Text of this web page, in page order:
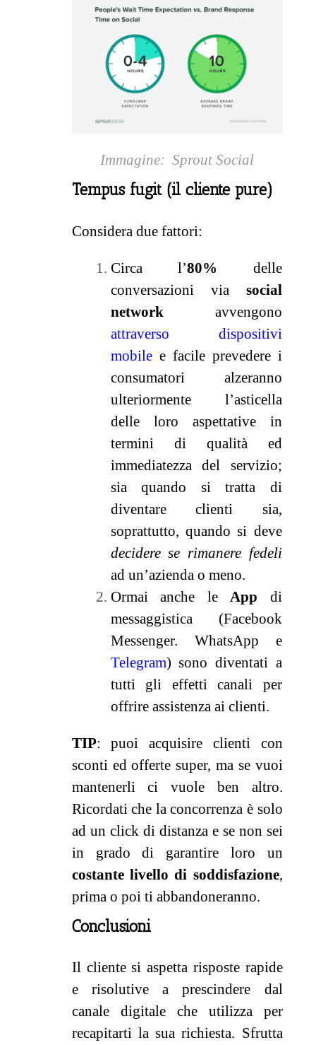
Immagine: Sprout Social
Tempus fugit (il cliente pure)
Considera due fattori:
Circa l’80% delle
conversazioni via social
network avvengono
attraverso dispositivi
mobilee facile prevedere i
consumatori alzeranno
ulteriormente l’asticella
delle loro aspettative in
termini di qualità ed
immediatezza del servizio;
sia quando si tratta di
diventare clienti sia,
soprattutto, quando si deve
decidere se rimanere fedeli
ad un’azienda o meno.
Ormai anche le App di
messaggistica (Facebook
Messenger. WhatsApp e
Telegram) sono diventati a
tutti gli effetti canali per
offrire assistenza ai clienti.
TIP: puoi acquisire clienti con
sconti ed offerte super, ma se vuoi
mantenerli ci vuole ben altro.
Ricordati che la concorrenza è solo
ad un click di distanza e se non sei
in grado di garantire loro un
costante livello di soddisfazione,
prima o poi ti abbandoneranno.
Conclusioni
Il cliente si aspetta risposte rapide
e risolutive a prescindere dal
canale digitale che utilizza per
recapitarti la sua richiesta. Sfrutta